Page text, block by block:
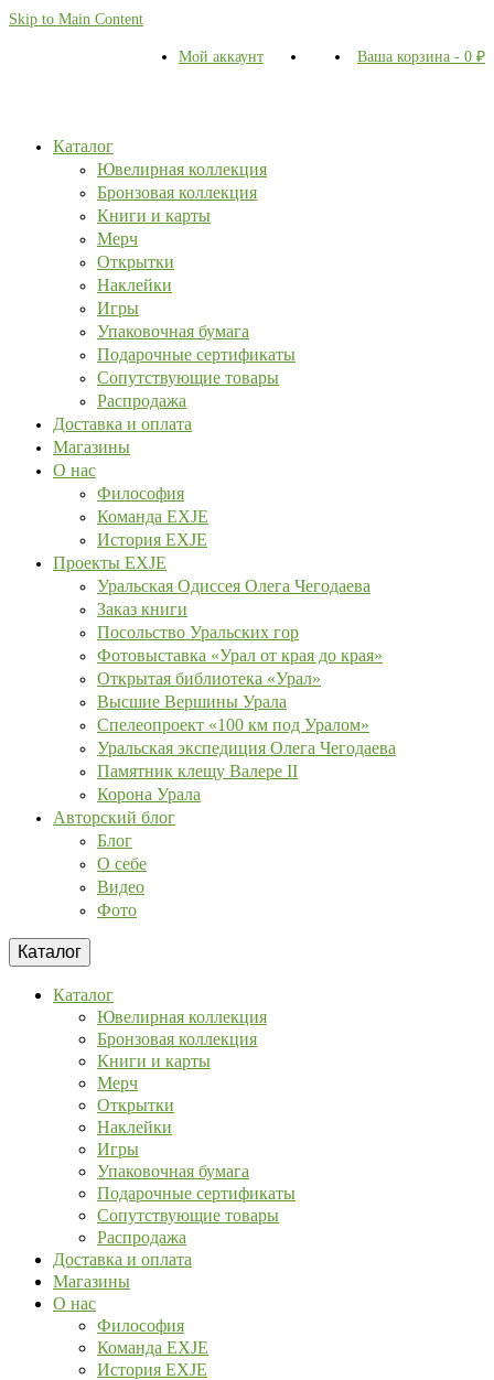
Skip to Main Content
Мой аккаунт Ваша корзина - 0 ₽
Каталог
Ювелирная коллекция
Бронзовая коллекция
Книги и карты
Мерч
Открытки
Наклейки
Игры
Упаковочная бумага
Подарочные сертификаты
Сопутствующие товары
Распродажа
Доставка и оплата
Магазины
О нас
Философия
Команда EXJE
История EXJE
Проекты EXJE
Уральская Одиссея Олега Чегодаева
Заказ книги
Посольство Уральских гор
Фотовыставка «Урал от края до края»
Открытая библиотека «Урал»
Высшие Вершины Урала
Спелеопроект «100 км под Уралом»
Уральская экспедиция Олега Чегодаева
Памятник клещу Валере II
Корона Урала
Авторский блог
Блог
О себе
Видео
Фото
Каталог
Каталог
Ювелирная коллекция
Бронзовая коллекция
Книги и карты
Мерч
Открытки
Наклейки
Игры
Упаковочная бумага
Подарочные сертификаты
Сопутствующие товары
Распродажа
Доставка и оплата
Магазины
О нас
Философия
Команда EXJE
История EXJE